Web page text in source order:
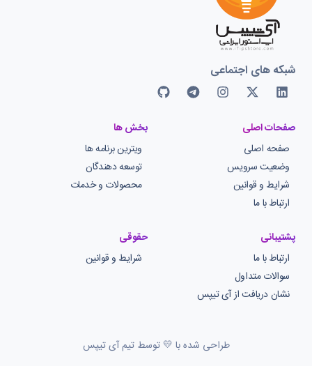
شبکه های اجتماعی
صفحات اصلی
صفحه اصلی
وضعیت سرویس
شرایط و قوانین
ارتباط با ما
بخش ها
ویترین برنامه ها
توسعه دهندگان
محصولات و خدمات
پشتیبانی
ارتباط با ما
سوالات متداول
نشان دریافت از آی تیپس
حقوقی
شرایط و قوانین
طراحی شده با 💛 توسط تیم آی تیپس